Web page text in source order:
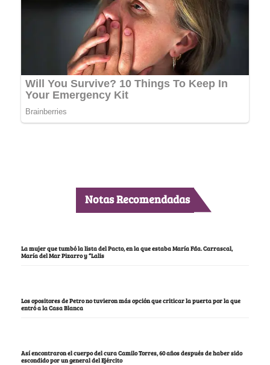
Notas Recomendadas
La mujer que tumbó la lista del Pacto, en la que estaba María Fda. Carrascal,
María del Mar Pizarro y “Lalis
Los opositores de Petro no tuvieron más opción que criticar la puerta por la que
entró a la Casa Blanca
Así encontraron el cuerpo del cura Camilo Torres, 60 años después de haber sido
escondido por un general del Ejército